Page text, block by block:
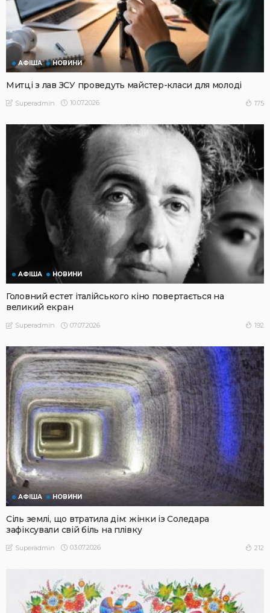
АФІША НОВИНИ
Митці з лав ЗСУ проведуть майстер-класи для молоді
Superadmin 10.07.2026 175
АФІША НОВИНИ
Головний естет італійського кіно повертається на
великий екран
Superadmin 07.07.2026 192
АФІША НОВИНИ
Сіль землі, що втратила дім: жінки із Соледара
зафіксували свій біль на плівку
Superadmin 03.07.2026 212